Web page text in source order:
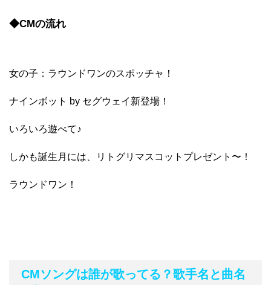
◆CMの流れ
女の子：ラウンドワンのスポッチャ！
ナインボット by セグウェイ新登場！
いろいろ遊べて♪
しかも誕生月には、リトグリマスコットプレゼント〜！
ラウンドワン！
CMソングは誰が歌ってる？歌手名と曲名